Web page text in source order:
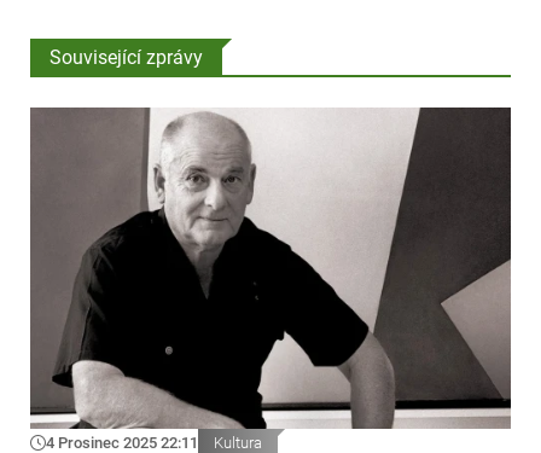
Související zprávy
4 Prosinec 2025 22:11 Kultura